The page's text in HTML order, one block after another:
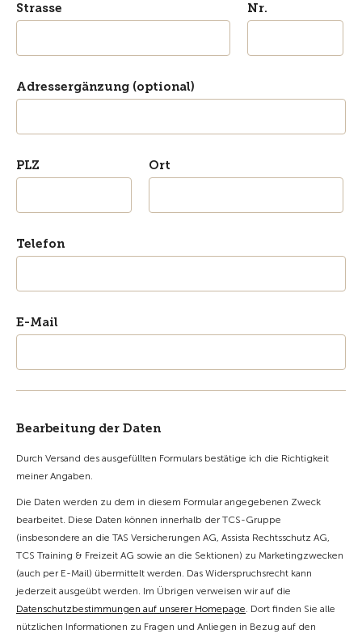
Strasse Nr.
Adressergänzung (optional)
PLZ Ort
Telefon
E-Mail
Bearbeitung der Daten
Durch Versand des ausgefüllten Formulars bestätige ich die Richtigkeit
meiner Angaben.
Die Daten werden zu dem in diesem Formular angegebenen Zweck
bearbeitet. Diese Daten können innerhalb der TCS-Gruppe
(insbesondere an die TAS Versicherungen AG, Assista Rechtsschutz AG,
TCS Training & Freizeit AG sowie an die Sektionen) zu Marketingzwecken
(auch per E-Mail) übermittelt werden. Das Widerspruchsrecht kann
jederzeit ausgeübt werden. Im Übrigen verweisen wir auf die
Datenschutzbestimmungen auf unserer Homepage. Dort finden Sie alle
nützlichen Informationen zu Fragen und Anliegen in Bezug auf den